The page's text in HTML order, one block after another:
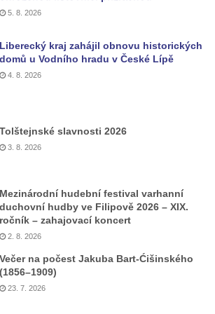
v lázních Kyselka
v lázních Kyselka
lázních Kyselka
Mlýn u Andělské Hory
v Bečově nad Teplou
Krásné Lípě (kavárna u
v Ústí nad Labem
Ústí nad Labem
muzea v Ústí nad
Obecná a měšťanská škola)
Spálov na řece Jizeře
5. 8. 2026
Liberecký kraj zahájil obnovu historických
domů u Vodního hradu v České Lípě
4. 8. 2026
Tolštejnské slavnosti 2026
3. 8. 2026
Mezinárodní hudební festival varhanní
duchovní hudby ve Filipově 2026 – XIX.
ročník – zahajovací koncert
2. 8. 2026
Večer na počest Jakuba Bart-Ćišinského
(1856–1909)
23. 7. 2026